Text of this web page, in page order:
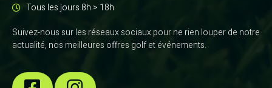
Tous les jours 8h > 18h
Suivez-nous sur les réseaux sociaux pour ne rien louper de notre
actualité, nos meilleures offres golf et événements.